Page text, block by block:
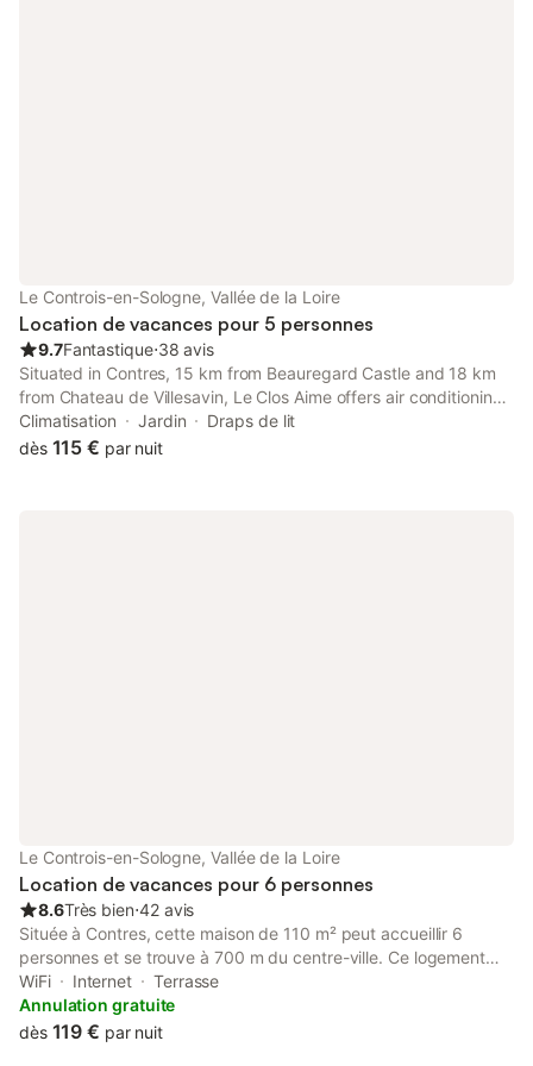
Le Controis-en-Sologne, Vallée de la Loire
Location de vacances pour 5 personnes
9.7Fantastique⋅38 avis
Situated in Contres, 15 km from Beauregard Castle and 18 km
from Chateau de Villesavin, Le Clos Aime offers air conditioning.
Set 10 km from Château de Cheverny, the property offers a
garden and free private parking.
Climatisation Jardin
Draps de lit
dès 115 € par nuit
Le Controis-en-Sologne, Vallée de la Loire
Location de vacances pour 6 personnes
8.6Très bien⋅42 avis
Située à Contres, cette maison de 110 m² peut accueillir 6
personnes et se trouve à 700 m du centre-ville. Ce logement
indépendant est entièrement situé au rez-de-chaussée, offrant
une disposition pratique pour les familles en visite dans la
région. L'intérieur comprend 2 chambres avec des lits doubles
WiFi Internet
Terrasse
Annulation gratuite
dès 119 € par nuit